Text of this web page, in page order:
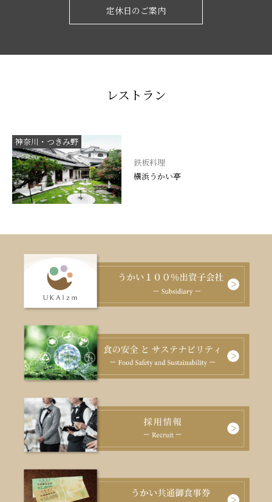
定休日のご案内
レストラン
神奈川・つきみ野
鉄板料理
横浜うかい亭